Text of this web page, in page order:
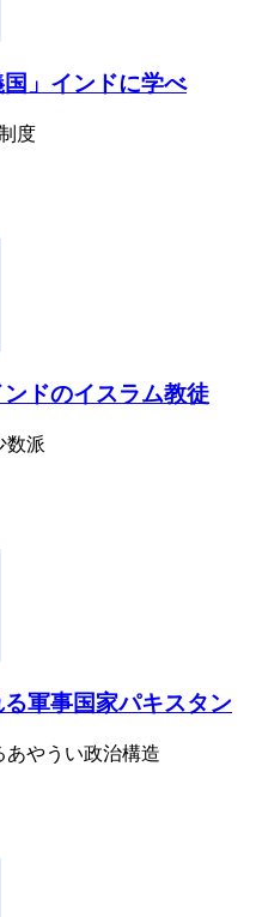
国」インドに学べ
度
ドのイスラム教徒
数派
軍事国家パキスタン
あやうい政治構造